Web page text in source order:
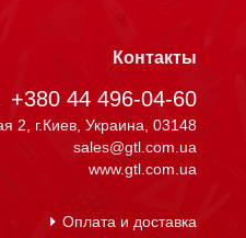
Контакты
+380 44 496-04-60
2, г.Киев, Украина, 03148
sales@gtl.com.ua
www.gtl.com.ua
Оплата и доставка